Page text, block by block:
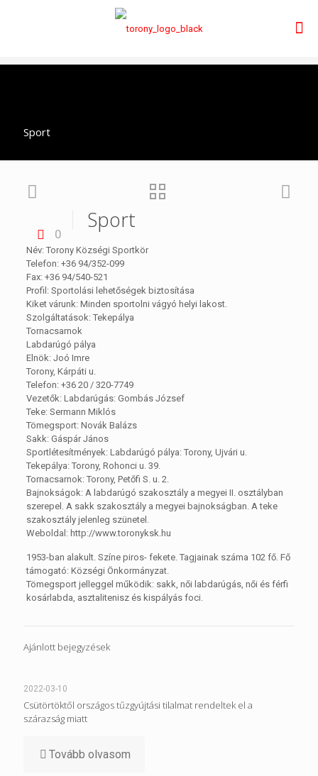
Sport
0
Sport
Név: Torony Községi Sportkör
Telefon: +36 94/352-099
Fax: +36 94/540-521
Profil: Sportolási lehetőségek biztosítása
Kiket várunk: Minden sportolni vágyó helyi lakost.
Szolgáltatások: Tekepálya
Tornacsarnok
Labdarúgó pálya
Elnök: Joó Imre
Torony, Kárpáti u.
Telefon: +36 20 / 320-7749
Vezetők: Labdarúgás: Gombás József
Teke: Sermann Miklós
Tömegsport: Novák Balázs
Sakk: Gáspár János
Sportlétesítmények: Labdarúgó pálya: Torony, Ujvári u.
Tekepálya: Torony, Rohonci u. 39.
Tornacsarnok: Torony, Petőfi S. u. 2.
Bajnokságok: A labdarúgó szakosztály a megyei II. osztályban
szerepel. A sakk szakosztály a megyei bajnokságban. A teke
szakosztály jelenleg szünetel.
Weboldal: http://www.toronyksk.hu
1953-ban alakult. Színe piros- fekete. Tagjainak száma 102 fő. Fő
támogató: Községi Önkormányzat.
Tömegsport jelleggel működik: sakk, női labdarúgás, női és férfi
kosárlabda, asztalitenisz és kispályás foci.
Ajánlott bejegyzések
2022-03-10
Csütörtöktől országos tűzgyújtási tilalmat rendeltek el a
szárazság miatt
Tovább olvasom